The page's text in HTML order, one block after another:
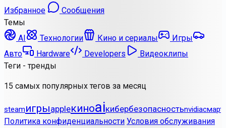
Избранное
Сообщения
Темы
AI
Технологии Кино и сериалы
Игры
Авто
Hardware Developers
Видеоклипы
Теги - тренды
15 самых популярных тегов за месяц
steamигрыappleкиноaiкибербезопасностьnvidia
Политика конфиденциальности Условия обслуживания